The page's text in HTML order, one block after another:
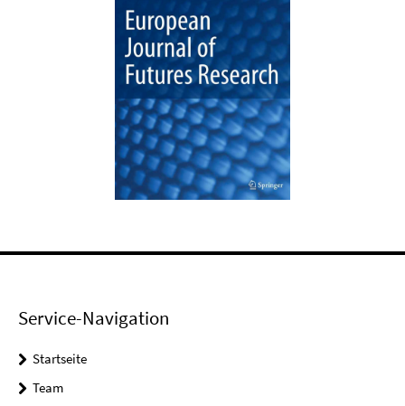
Service-Navigation
Startseite
Team